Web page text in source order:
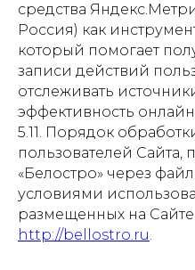
средства
Россия) как
который помогает
записи действий
отслеживать
эффективность
5.11. Порядок
пользователей
«Белостро» через
условиями
размещенных на
http://bellostro.ru.